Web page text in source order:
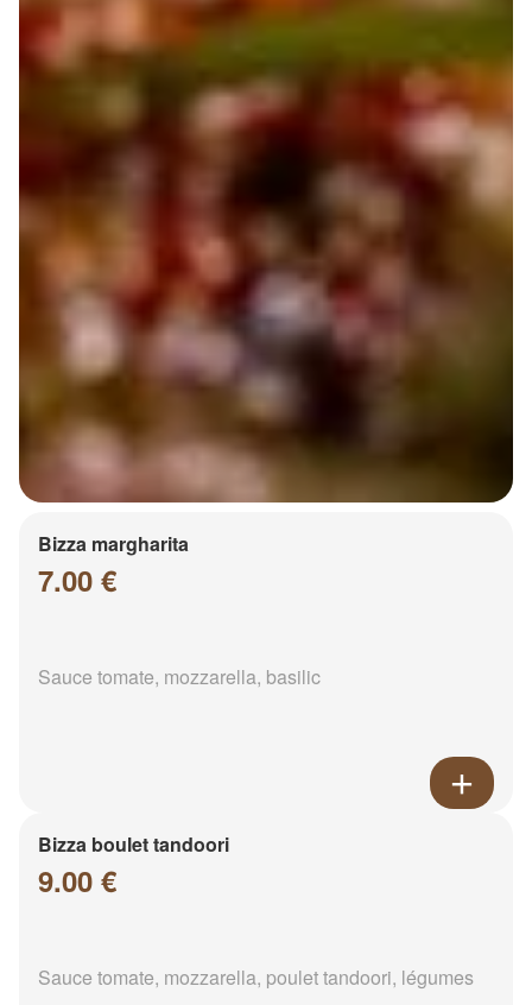
Bizza margharita
7.00 €
Sauce tomate, mozzarella, basilic
Bizza boulet tandoori
9.00 €
Sauce tomate, mozzarella, poulet tandoori, légumes